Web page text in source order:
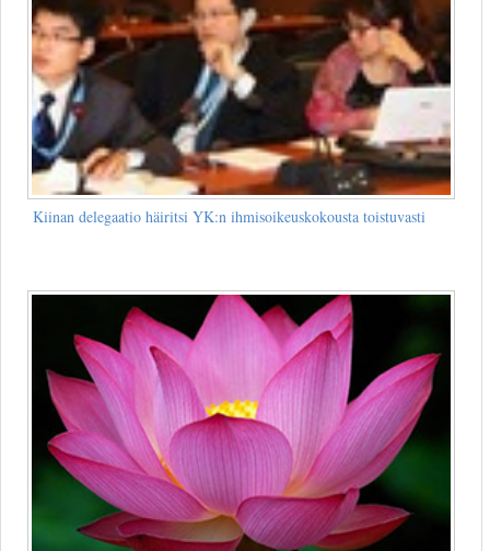
Kiinan delegaatio häiritsi YK:n ihmisoikeuskokousta toistuvasti